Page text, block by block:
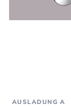
AUSLADUNG A